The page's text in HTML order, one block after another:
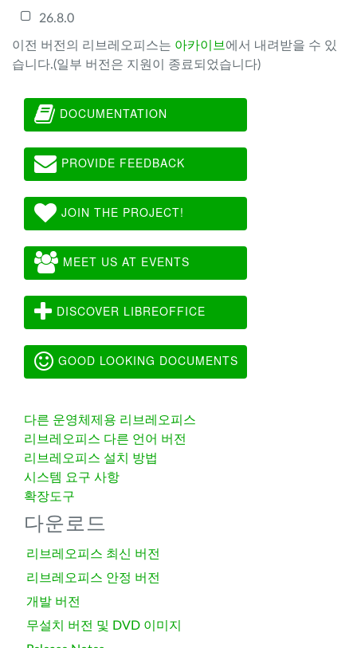
26.8.0
이전 버전의 리브레오피스는 아카이브 에서 내려받을 수 있
습니다.(일부 버전은 지원이 종료되었습니다)
DOCUMENTATION
PROVIDE FEEDBACK
JOIN THE PROJECT!
MEET US AT EVENTS
DISCOVER LIBREOFFICE
GOOD LOOKING DOCUMENTS
다른 운영체제용 리브레오피스
리브레오피스 다른 언어 버전
리브레오피스 설치 방법
시스템 요구 사항
확장도구
다운로드
리브레오피스 최신 버전
리브레오피스 안정 버전
개발 버전
무설치 버전 및 DVD 이미지